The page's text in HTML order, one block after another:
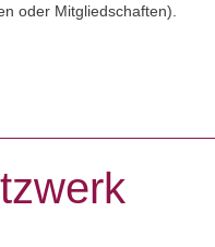
oder Mitgliedschaften).